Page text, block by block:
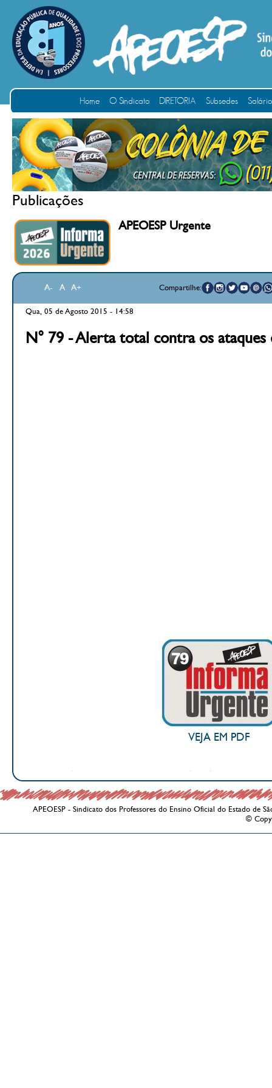
Home O Sindicato DIRETORIA Subsedes
Publicações
APEOESP Urgente
A- A A+ Compartilhe:
Qua, 05 de Agosto 2015 - 14:58
N° 79 - Alerta total contra os ataques
VEJA EM PDF
APEOESP - Sindicato dos Professores do Ensino Oficial do Estado de
©